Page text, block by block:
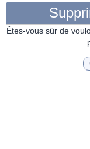
Êtes-vous sûr de